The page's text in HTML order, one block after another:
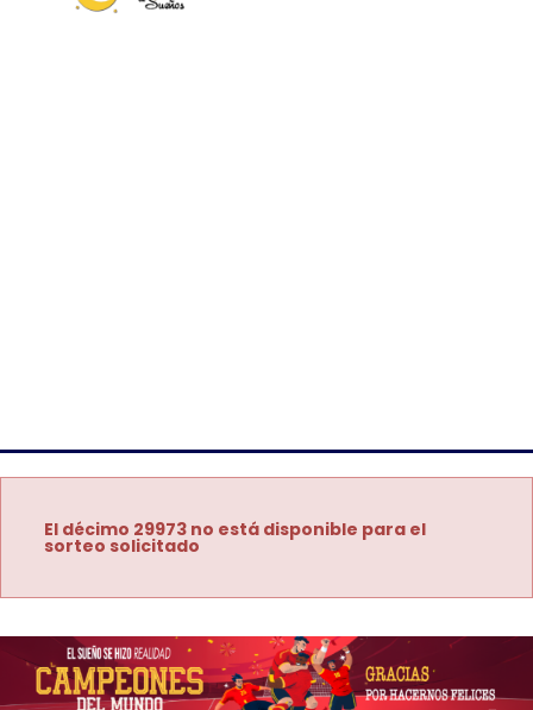
El décimo 29973 no está disponible para el
sorteo solicitado